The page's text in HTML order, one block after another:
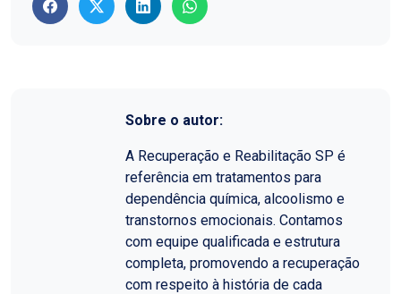
Sobre o autor:
A Recuperação e Reabilitação SP é
referência em tratamentos para
dependência química, alcoolismo e
transtornos emocionais. Contamos
com equipe qualificada e estrutura
completa, promovendo a recuperação
com respeito à história de cada